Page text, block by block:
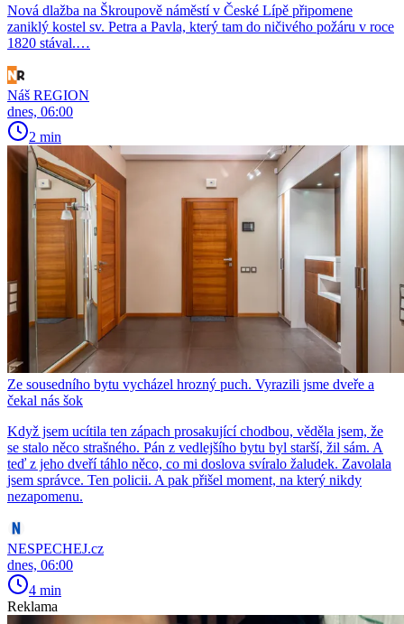
Nová dlažba na Škroupově náměstí v České Lípě připomene
zaniklý kostel sv. Petra a Pavla, který tam do ničivého požáru v roce
1820 stával.…
Náš REGION
dnes, 06:00
2 min
Ze sousedního bytu vycházel hrozný puch. Vyrazili jsme dveře a
čekal nás šok
Když jsem ucítila ten zápach prosakující chodbou, věděla jsem, že
se stalo něco strašného. Pán z vedlejšího bytu byl starší, žil sám. A
teď z jeho dveří táhlo něco, co mi doslova svíralo žaludek. Zavolala
jsem správce. Ten policii. A pak přišel moment, na který nikdy
nezapomenu.
NESPECHEJ.cz
dnes, 06:00
4 min
Reklama